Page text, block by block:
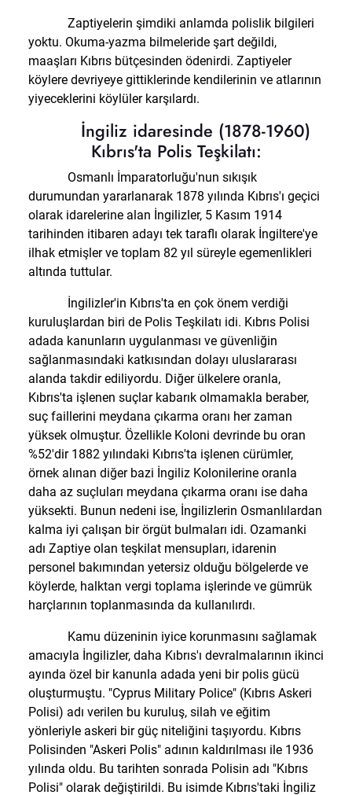
Zaptiyelerin şimdiki anlamda polislik bilgileri
yoktu. Okuma-yazma bilmeleride şart değildi,
maaşları Kıbrıs bütçesinden ödenirdi. Zaptiyeler
köylere devriyeye gittiklerinde kendilerinin ve atlarının
yiyeceklerini köylüler karşılardı.
İngiliz idaresinde (1878-1960)
Kıbrıs'ta Polis Teşkilatı:
Osmanlı İmparatorluğu'nun sıkışık
durumundan yararlanarak 1878 yılında Kıbrıs'ı geçici
olarak idarelerine alan İngilizler, 5 Kasım 1914
tarihinden itibaren adayı tek taraflı olarak İngiltere'ye
ilhak etmişler ve toplam 82 yıl süreyle egemenlikleri
altında tuttular.
İngilizler'in Kıbrıs'ta en çok önem verdiği
kuruluşlardan biri de Polis Teşkilatı idi. Kıbrıs Polisi
adada kanunların uygulanması ve güvenliğin
sağlanmasındaki katkısından dolayı uluslararası
alanda takdir ediliyordu. Diğer ülkelere oranla,
Kıbrıs'ta işlenen suçlar kabarık olmamakla beraber,
suç faillerini meydana çıkarma oranı her zaman
yüksek olmuştur. Özellikle Koloni devrinde bu oran
%52'dir 1882 yılındaki Kıbrıs'ta işlenen cürümler,
örnek alınan diğer bazi İngiliz Kolonilerine oranla
daha az suçluları meydana çıkarma oranı ise daha
yüksekti. Bunun nedeni ise, İngilizlerin Osmanlılardan
kalma iyi çalışan bir örgüt bulmaları idi. Ozamanki
adı Zaptiye olan teşkilat mensupları, idarenin
personel bakımından yetersiz olduğu bölgelerde ve
köylerde, halktan vergi toplama işlerinde ve gümrük
harçlarının toplanmasında da kullanılırdı.
Kamu düzeninin iyice korunmasını sağlamak
amacıyla İngilizler, daha Kıbrıs'ı devralmalarının ikinci
ayında özel bir kanunla adada yeni bir polis gücü
oluşturmuştu. "Cyprus Military Police" (Kıbrıs Askeri
Polisi) adı verilen bu kuruluş, silah ve eğitim
yönleriyle askeri bir güç niteliğini taşıyordu. Kıbrıs
Polisinden "Askeri Polis" adının kaldırılması ile 1936
yılında oldu. Bu tarihten sonrada Polisin adı "Kıbrıs
Polisi" olarak değiştirildi. Bu isimde Kıbrıs'taki İngiliz